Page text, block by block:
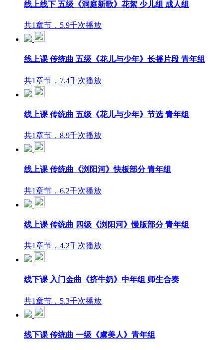
线上线下 五级《洞庭新歌》花絮 少儿组 成人组
共1章节，5.9千次播放
线上课 传统曲 五级《花儿与少年》长摇片段 青年组
共1章节，7.4千次播放
线上课 传统曲 五级《花儿与少年》节选 青年组
共1章节，8.9千次播放
线上课 传统曲《浏阳河》快板部分 青年组
共1章节，6.2千次播放
线上课 传统曲 四级《浏阳河》慢版部分 青年组
共1章节，4.2千次播放
线下课 入门金曲《挤牛奶》中年组 师生合奏
共1章节，5.3千次播放
线下课 传统曲 一级《虞美人》青年组